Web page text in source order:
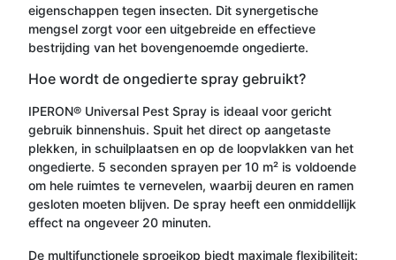
eigenschappen tegen insecten. Dit synergetische
mengsel zorgt voor een uitgebreide en effectieve
bestrijding van het bovengenoemde ongedierte.
Hoe wordt de ongedierte spray gebruikt?
IPERON® Universal Pest Spray is ideaal voor gericht
gebruik binnenshuis. Spuit het direct op aangetaste
plekken, in schuilplaatsen en op de loopvlakken van het
ongedierte. 5 seconden sprayen per 10 m² is voldoende
om hele ruimtes te vernevelen, waarbij deuren en ramen
gesloten moeten blijven. De spray heeft een onmiddellijk
effect na ongeveer 20 minuten.
De multifunctionele sproeikop biedt maximale flexibiliteit: